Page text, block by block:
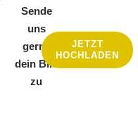
Sende
uns
gerne
dein Bild
zu
JETZT
HOCHLADEN